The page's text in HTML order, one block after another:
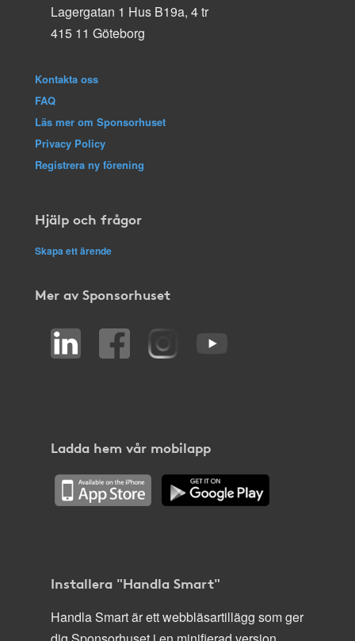
Lagergatan 1 Hus B19a, 4 tr
415 11 Göteborg
Kontakta oss
FAQ
Läs mer om Sponsorhuset
Privacy Policy
Registrera ny förening
Hjälp och frågor
Skapa ett ärende
Mer av Sponsorhuset
Ladda hem vår mobilapp
Installera "Handla Smart"
Handla Smart är ett webbläsartillägg som ger